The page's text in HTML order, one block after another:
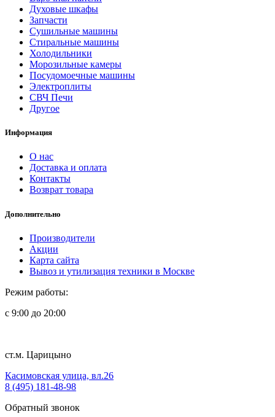
Духовые шкафы
Запчасти
Сушильные машины
Стиральные машины
Холодильники
Морозильные камеры
Посудомоечные машины
Электроплиты
СВЧ Печи
Другое
Информация
О нас
Доставка и оплата
Контакты
Возврат товара
Дополнительно
Производители
Акции
Карта сайта
Вывоз и утилизация техники в Москве
Режим работы:
с 9:00 до 20:00
ст.м. Царицыно
Касимовская улица, вл.26
8 (495) 181-48-98
Обратный звонок